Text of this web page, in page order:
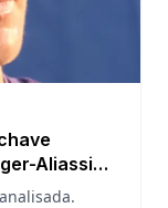
Aliassime